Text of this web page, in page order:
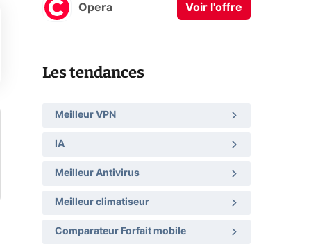
Opera Voir l'offre
Les tendances
Meilleur VPN
IA
Meilleur Antivirus
Meilleur climatiseur
Comparateur Forfait mobile